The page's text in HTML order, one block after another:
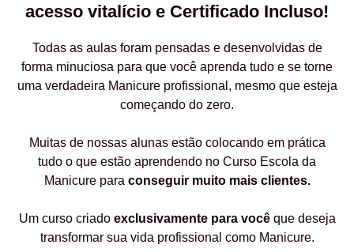
acesso vitalício e Certificado Incluso!
Todas as aulas foram pensadas e desenvolvidas de
forma minuciosa para que você aprenda tudo e se torne
uma verdadeira Manicure profissional, mesmo que esteja
começando do zero.
Muitas de nossas alunas estão colocando em prática
tudo o que estão aprendendo no Curso Escola da
Manicure para conseguir muito mais clientes.
Um curso criado exclusivamente para vocêque deseja
transformar sua vida profissional como Manicure.